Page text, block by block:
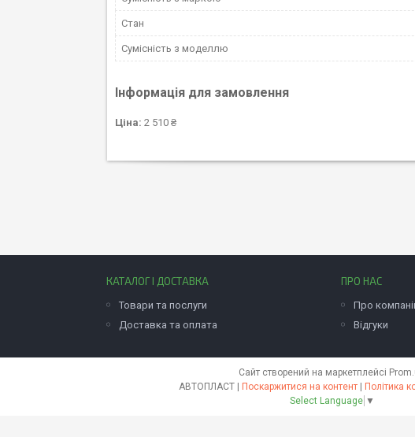
Стан
Сумісність з моделлю
Інформація для замовлення
Ціна: 2 510 ₴
КАТАЛОГ І ДОСТАВКА
Товари та послуги
Доставка та оплата
ПРО НАС
Про
Відгуки
Сайт створений на маркетплейсі
АВТОПЛАСТ | Поскаржитися на контент | Політика
Select Language ▼